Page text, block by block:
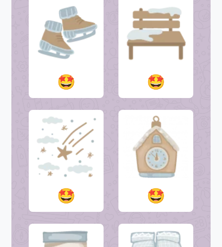
🤩 🤩
🤩 🤩